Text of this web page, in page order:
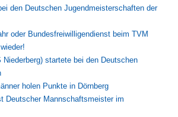
den Deutschen Jugendmeisterschaften der
oder Bundesfreiwilligendienst beim TVM
startete bei den Deutschen
holen Punkte in Dörnberg
Deutscher Mannschaftsmeister im